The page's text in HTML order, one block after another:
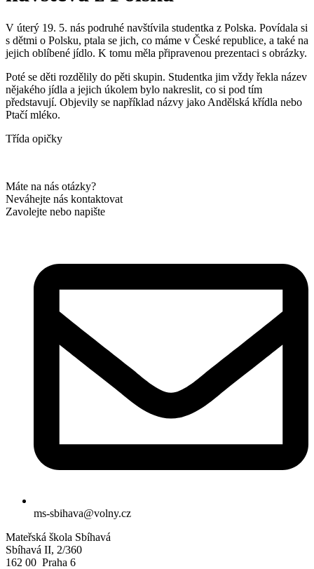
V úterý 19. 5. nás podruhé navštívila studentka z Polska. Povídala si
s dětmi o Polsku, ptala se jich, co máme v České republice, a také na
jejich oblíbené jídlo. K tomu měla připravenou prezentaci s obrázky.
Poté se děti rozdělily do pěti skupin. Studentka jim vždy řekla název
nějakého jídla a jejich úkolem bylo nakreslit, co si pod tím
představují. Objevily se například názvy jako Andělská křídla nebo
Ptačí mléko.
Třída opičky
Máte na nás otázky?
Neváhejte nás kontaktovat
Zavolejte nebo napište
ms-sbihava@volny.cz
Mateřská škola Sbíhavá
Sbíhavá II, 2/360
162 00 Praha 6